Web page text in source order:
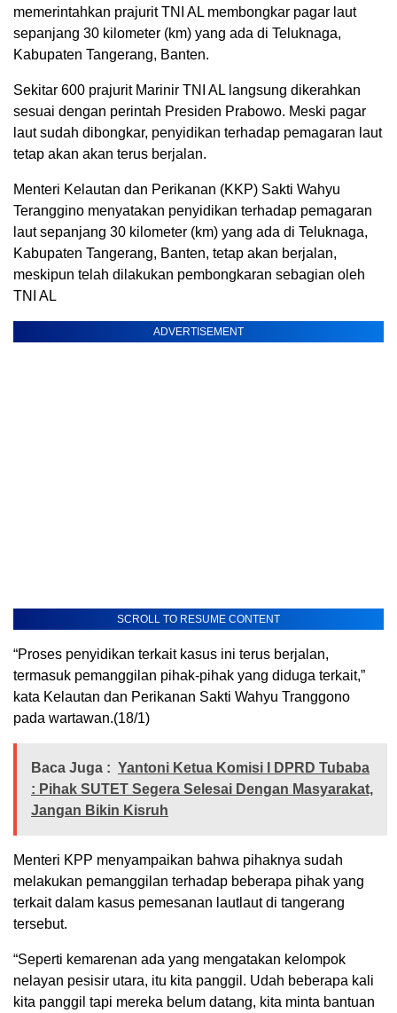
memerintahkan prajurit TNI AL membongkar pagar laut
sepanjang 30 kilometer (km) yang ada di Teluknaga,
Kabupaten Tangerang, Banten.
Sekitar 600 prajurit Marinir TNI AL langsung dikerahkan
sesuai dengan perintah Presiden Prabowo. Meski pagar
laut sudah dibongkar, penyidikan terhadap pemagaran laut
tetap akan akan terus berjalan.
Menteri Kelautan dan Perikanan (KKP) Sakti Wahyu
Teranggino menyatakan penyidikan terhadap pemagaran
laut sepanjang 30 kilometer (km) yang ada di Teluknaga,
Kabupaten Tangerang, Banten, tetap akan berjalan,
meskipun telah dilakukan pembongkaran sebagian oleh
TNI AL
ADVERTISEMENT
SCROLL TO RESUME CONTENT
“Proses penyidikan terkait kasus ini terus berjalan,
termasuk pemanggilan pihak-pihak yang diduga terkait,”
kata Kelautan dan Perikanan Sakti Wahyu Tranggono
pada wartawan.(18/1)
Baca Juga : Yantoni Ketua Komisi I DPRD Tubaba
: Pihak SUTET Segera Selesai Dengan Masyarakat,
Jangan Bikin Kisruh
Menteri KPP menyampaikan bahwa pihaknya sudah
melakukan pemanggilan terhadap beberapa pihak yang
terkait dalam kasus pemesanan lautlaut di tangerang
tersebut.
“Seperti kemarenan ada yang mengatakan kelompok
nelayan pesisir utara, itu kita panggil. Udah beberapa kali
kita panggil tapi mereka belum datang, kita minta bantuan